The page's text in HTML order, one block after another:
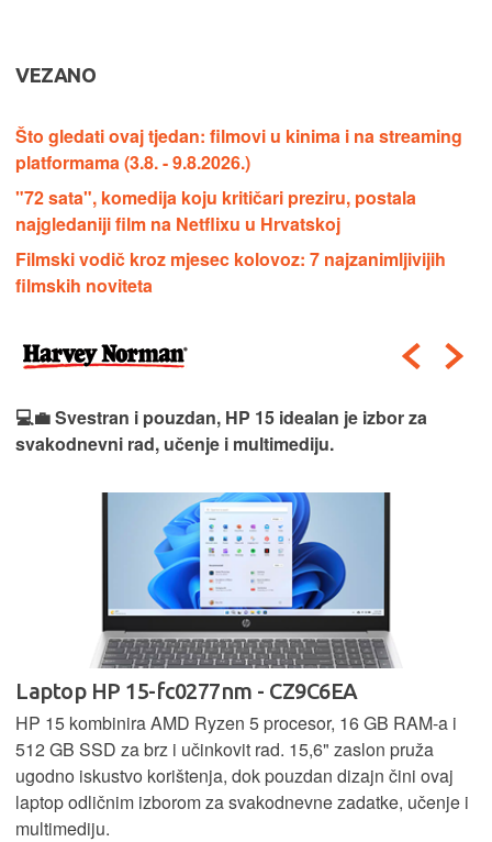
VEZANO
Što gledati ovaj tjedan: filmovi u kinima i na streaming
platformama (3.8. - 9.8.2026.)
"72 sata", komedija koju kritičari preziru, postala
najgledaniji film na Netflixu u Hrvatskoj
Filmski vodič kroz mjesec kolovoz: 7 najzanimljivijih
filmskih noviteta
💻💼 Svestran i pouzdan, HP 15 idealan je izbor za
svakodnevni rad, učenje i multimediju.
Laptop HP 15-fc0277nm - CZ9C6EA
HP 15 kombinira AMD Ryzen 5 procesor, 16 GB RAM-a i
512 GB SSD za brz i učinkovit rad. 15,6" zaslon pruža
ugodno iskustvo korištenja, dok pouzdan dizajn čini ovaj
laptop odličnim izborom za svakodnevne zadatke, učenje i
multimediju.